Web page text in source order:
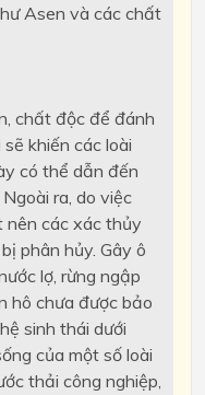
Asen và các chất
chất độc để đánh
khiến các loài
có thể dẫn đến
ra, do việc
nên các xác thủy
phân hủy. Gây ô
lợ, rừng ngập
hô chưa được bảo
sinh thái dưới
của một số loài
thải công nghiệp,